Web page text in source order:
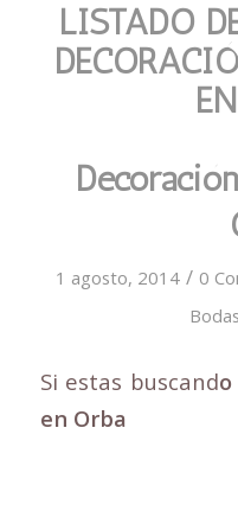
LISTADO
1 agosto, 2014 / 0
Bodas
Si estas buscand
en Orba